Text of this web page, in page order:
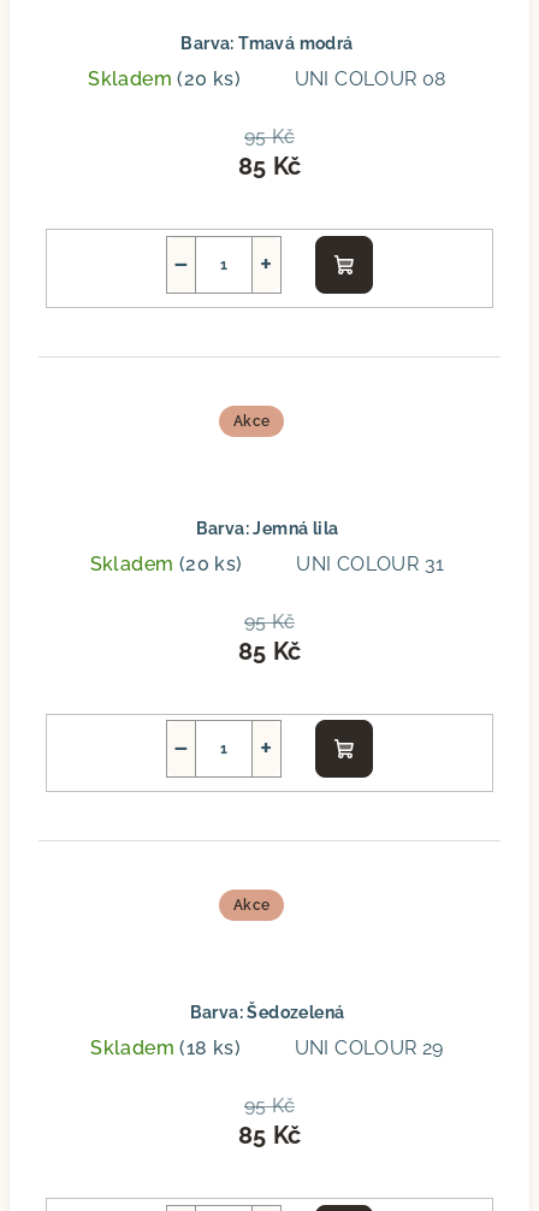
Barva: Tmavá modrá
Skladem(20 ks) UNI COLOUR 08
95 Kč
85 Kč
+
−
Do
košíku
Akce
Barva: Jemná lila
Skladem (20 ks) UNI COLOUR 31
95 Kč
85 Kč
+
−
Do
košíku
Akce
Barva: Šedozelená
Skladem(18 ks) UNI COLOUR 29
95 Kč
85 Kč